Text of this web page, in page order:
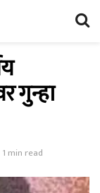
गुन्हा
min read